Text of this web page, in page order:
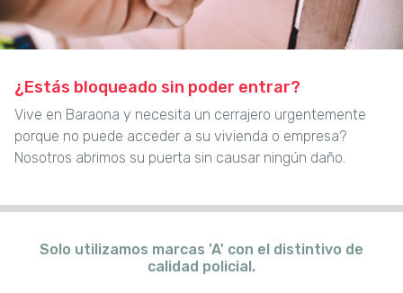
¿Estás bloqueado sin poder entrar?
Vive en Baraona y necesita un cerrajero urgentemente
porque no puede acceder a su vivienda o empresa?
Nosotros abrimos su puerta sin causar ningún daño.
Solo utilizamos marcas 'A' con el distintivo de
calidad policial.